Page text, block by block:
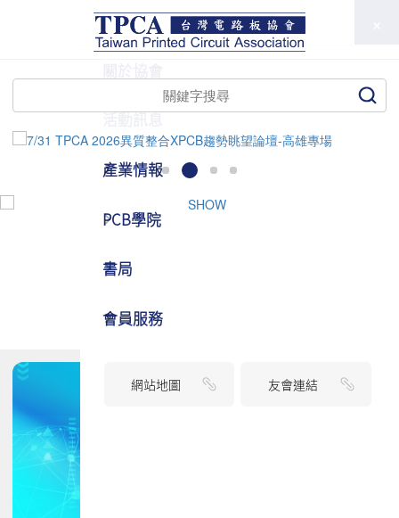
TPCA
活動訊息
產業情報
PCB學院
書局
會員服務
網站地圖 友會連結